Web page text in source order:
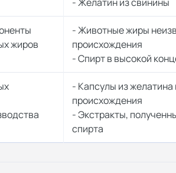
жиров
- Животные жиры
происхождения
- Спирт в высокой
- Капсулы из желатина
происхождения
- Экстракты,
спирта